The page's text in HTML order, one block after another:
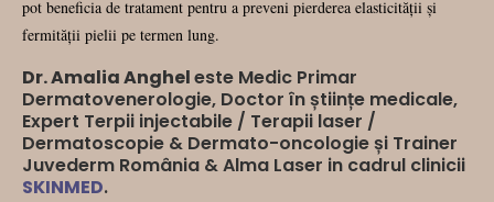
pot beneficia de tratament pentru a preveni pierderea elasticității și
fermității pielii pe termen lung.
Dr. Amalia Angheleste Medic Primar
Dermatovenerologie, Doctor în științe medicale,
Expert Terpii injectabile / Terapii laser /
Dermatoscopie & Dermato-oncologie și Trainer
Juvederm România & Alma Laser in cadrul clinicii
SKINMED.